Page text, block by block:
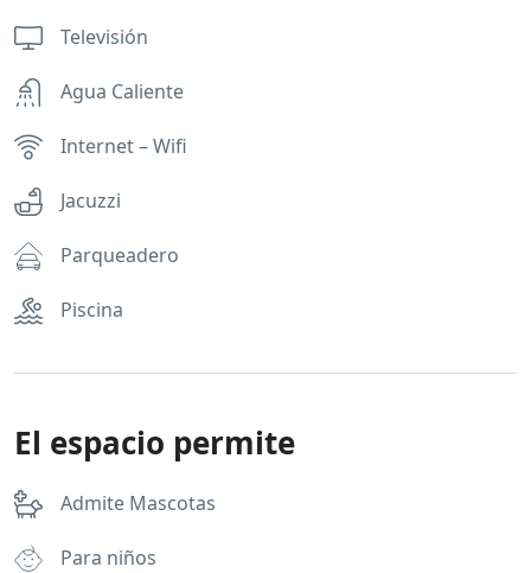
Televisión
Agua Caliente
Internet – Wifi
Jacuzzi
Parqueadero
Piscina
El espacio permite
Admite Mascotas
Para niños